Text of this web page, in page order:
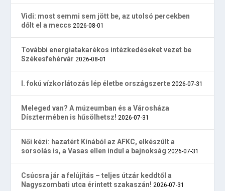
Vidi: most semmi sem jött be, az utolsó percekben
dőlt el a meccs 2026-08-01
További energiatakarékos intézkedéseket vezet be
Székesfehérvár 2026-08-01
I. fokú vízkorlátozás lép életbe országszerte 2026-07-31
Meleged van? A múzeumban és a Városháza
Dísztermében is hűsölhetsz! 2026-07-31
Női kézi: hazatért Kínából az AFKC, elkészült a
sorsolás is, a Vasas ellen indul a bajnokság 2026-07-31
Csúcsra jár a felújítás – teljes útzár keddtől a
Nagyszombati utca érintett szakaszán! 2026-07-31